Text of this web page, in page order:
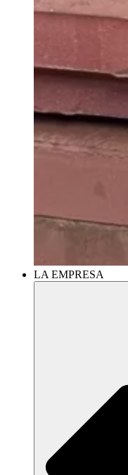
LA EMPRESA